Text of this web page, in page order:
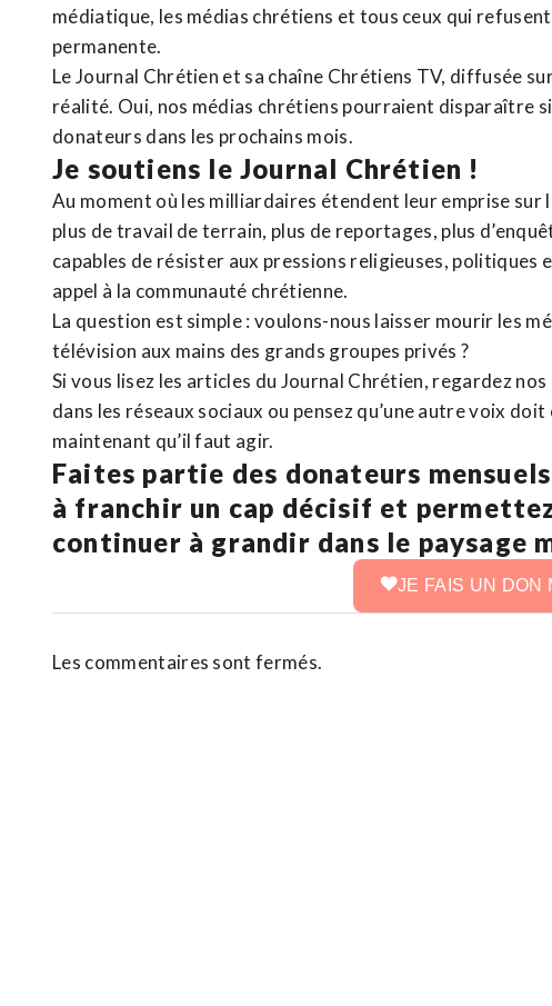
médiatique, les médias chrétiens et tous ceux qui
permanente.
Le Journal Chrétien et sa chaîne Chrétiens TV, diffusée
réalité. Oui, nos médias chrétiens pourraient disparaître
donateurs dans les prochains mois.
Je soutiens le Journal Chrétien !
Au moment où les milliardaires étendent leur emprise sur
plus de travail de terrain, plus de reportages, plus
capables de résister aux pressions religieuses, politiques
appel à la communauté chrétienne.
La question est simple : voulons-nous laisser mourir les
télévision aux mains des grands groupes privés ?
Si vous lisez les articles du Journal Chrétien, regardez
dans les réseaux sociaux ou pensez qu’une autre voix
maintenant qu’il faut agir.
Faites partie des donateurs
à franchir un cap décisif et
continuer à grandir dans le paysage
JE FAIS UN DON
Les commentaires sont fermés.